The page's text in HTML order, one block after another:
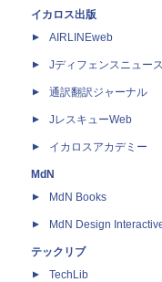
イカロス出版
AIRLINEweb
Jディフェンスニュー
通訳翻訳ジャーナル
JレスキューWeb
イカロスアカデミー
MdN
MdN Books
MdN Design
テックリブ
TechLib